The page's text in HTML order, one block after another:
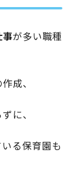
が多い職種
成、
に、
る保育園も